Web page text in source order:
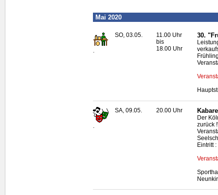
Mai 2020
SO, 03.05.
11.00 Uhr
bis
18.00 Uhr
30.
SA, 09.05. 20.00 Uhr
Der
zurück
Eintritt